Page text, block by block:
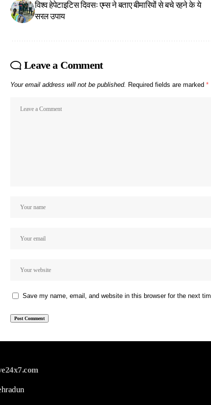
विश्व हेपेटाइटिस दिवसः एम्स ने बताए बीमारियों से बचे रहने के ये
सरल उपाय
Leave a Comment
Your email address will not be published. Required fields are marked *
Save my name, email, and website in this browser for the next